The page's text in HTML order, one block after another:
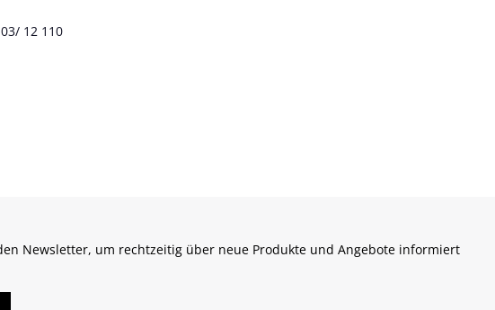
12 110
Newsletter, um rechtzeitig über neue Produkte und Angebote informiert